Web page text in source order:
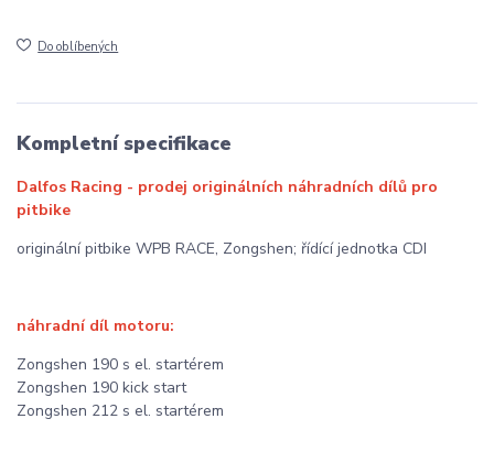
Do oblíbených
Kompletní specifikace
Dalfos Racing - prodej originálních náhradních dílů pro
pitbike
originální pitbike WPB RACE, Zongshen; řídící jednotka CDI
náhradní díl motoru:
Zongshen 190 s el. startérem
Zongshen 190 kick start
Zongshen 212 s el. startérem